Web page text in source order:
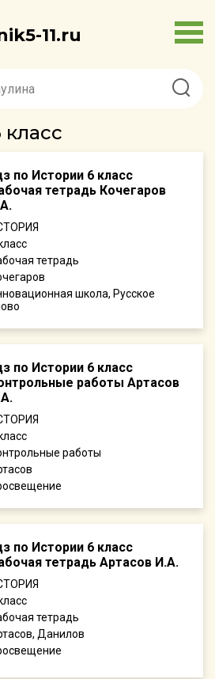
11.ru
по Истории 6 класс
тетрадь Кочегаров
тетрадь
школа, Русское
по Истории 6 класс
работы Артасов
работы
по Истории 6 класс
тетрадь Артасов И.А.
тетрадь
Данилов